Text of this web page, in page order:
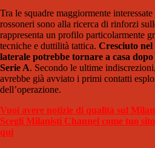
Tra le squadre maggiormente
rossoneri sono alla ricerca di rinforzi
rappresenta un profilo particolarmente
tecniche e duttilità tattica. Cresciuto
laterale potrebbe tornare a casa
Serie A. Secondo le ultime
avrebbe già avviato i primi contatti
dell’operazione.
Vuoi avere notizie di qualità sul
Scegli Milanisti Channel come tuo
qui